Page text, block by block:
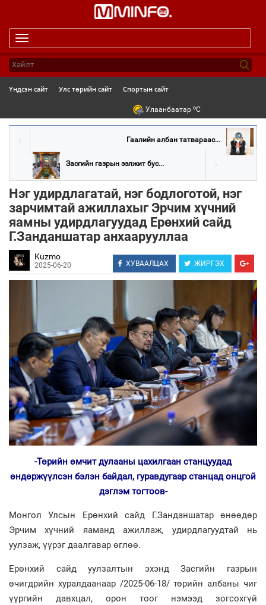
navigation
Үндсэн сайт Улс төрийн сайт Спортын сайт
Улаанбаатар oC
Гаалийн албан татвараас...
Засгийн газрын ээлжит бус...
Нэг удирдлагатай, нэг бодлоготой, нэг
зарчимтай ажиллахыг Эрчим хүчний
яамны удирдлагуудад Ерөнхий сайд
Г.Занданшатар анхаарууллаа
Kuzmo
2025-06-20 ХУВААЛЦАХ ЖИРГЭХ
-Төрийн өмчит дулааны цахилгаан станцуудад
өндөржүүлсэн бэлэн байдал, гуравдугаар станцад онцгой
дэглэм тогтоов-
Монгол Улсын Ерөнхий сайд Г.Занданшатар өнөөдөр
Эрчим хүчний яаманд ажиллаж, удирдлагуудтай нь
уулзаж, үүрэг даалгавар өглөө.
Ерөнхий сайд уулзалтын эхэнд Засгийн газрын
өчигдрийн хуралдаанаар /2025-06-18/ төрийн албаны чиг
үүргийн давхцал, орон тоог нэмээд зогсохгүй